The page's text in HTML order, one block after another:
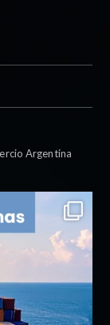
Argentina